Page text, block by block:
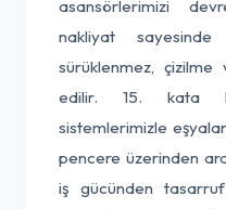
asansörlerimizi
nakliyat sayesinde
sürüklenmez, çizilme
edilir. 15. kata
sistemlerimizle
pencere üzerinden
iş gücünden